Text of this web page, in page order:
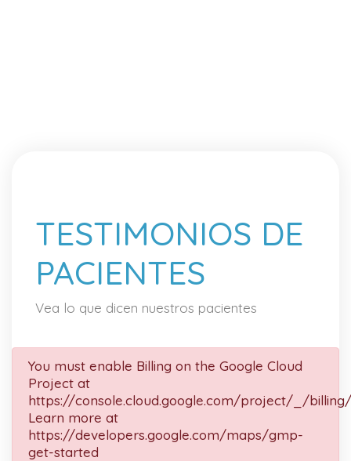
TESTIMONIOS DE
PACIENTES
Vea lo que dicen nuestros pacientes
You must enable Billing on the Google Cloud
Project at
https://console.cloud.google.com/project/_/
Learn more at
https://developers.google.com/maps/gmp-
get-started